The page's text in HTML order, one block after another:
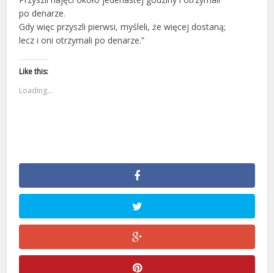
po denarze.
Gdy więc przyszli pierwsi, myśleli, że więcej dostaną;
lecz i oni otrzymali po denarze.”
Like this:
Loading...